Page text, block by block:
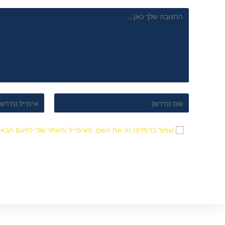
שמור בדפדפן זה את השם, האימייל והאתר שלי לפעם